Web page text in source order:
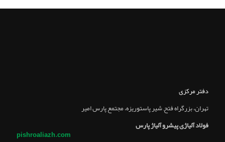
دفتر مرکزی
تهران، بزرگراه فتح, شير پاستوريزه، مجتمع پارس امير
فولاد آلیاژی پیشرو آلیاژ پارس
pishroaliazh.com